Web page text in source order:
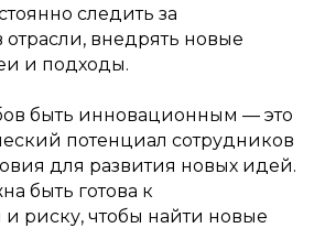
следить за
внедрять новые
и подходы.
быть инновационным — это
потенциал сотрудников
для развития новых идей.
быть готова к
риску, чтобы найти новые